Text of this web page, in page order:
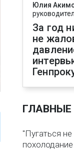
Юлия
За год
не
"Пугаться